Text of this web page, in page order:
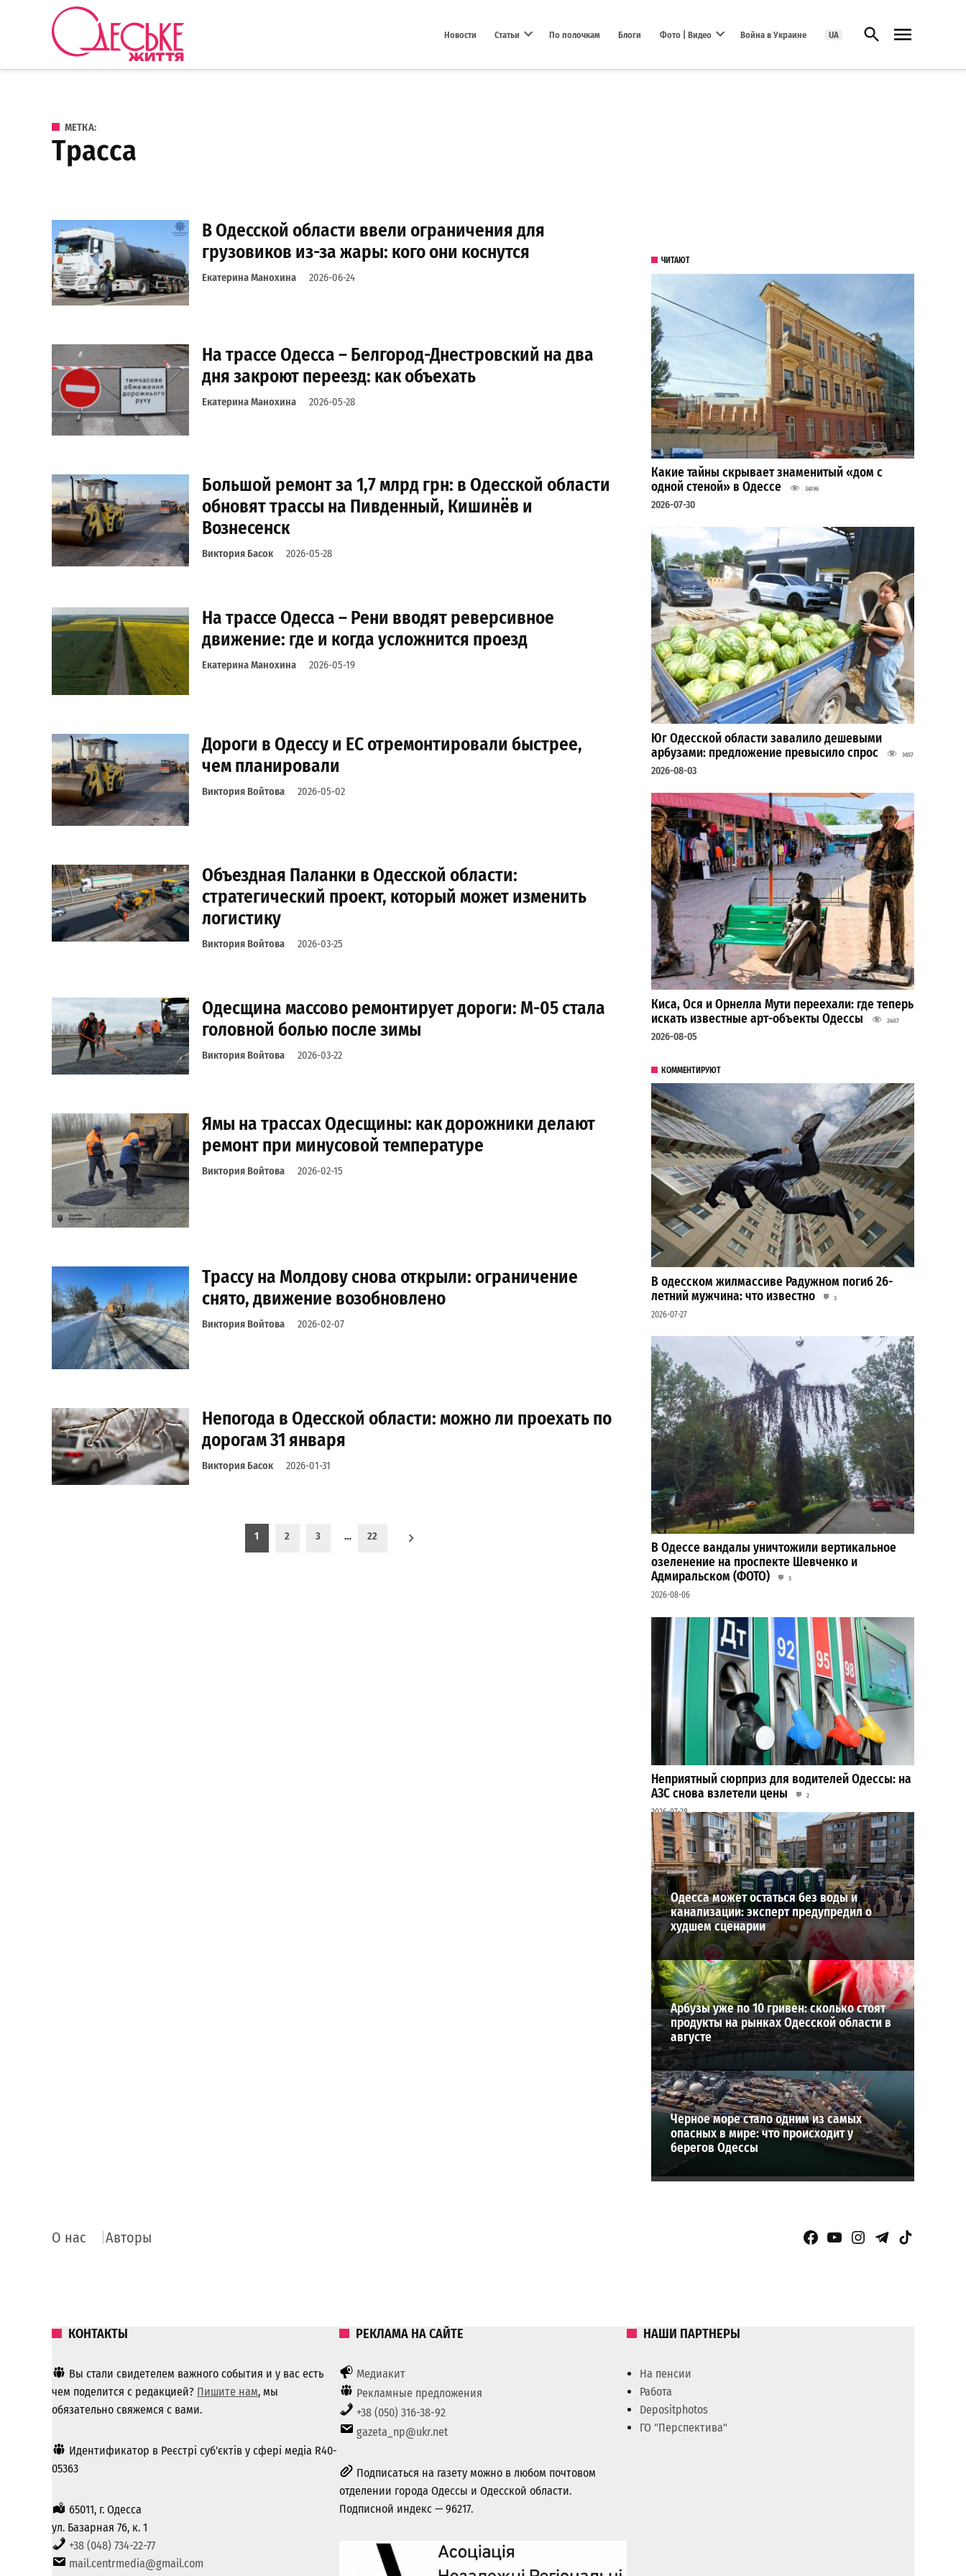
Перейти к содержанию
Новости Статьи По полочкам Блоги Фото | Видео Война в Украине UA Открыть поиск
МЕТКА:
трасса
В Одесской области ввели ограничения для
грузовиков из-за жары: кого они коснутся
Екатерина Манохина 2026-06-24
На трассе Одесса – Белгород-Днестровский на два
дня закроют переезд: как объехать
Екатерина Манохина 2026-05-28
Большой ремонт за 1,7 млрд грн: в Одесской области
обновят трассы на Пивденный, Кишинёв и
Вознесенск
Виктория Басок 2026-05-28
На трассе Одесса – Рени вводят реверсивное
движение: где и когда усложнится проезд
Екатерина Манохина 2026-05-19
Дороги в Одессу и ЕС отремонтировали быстрее,
чем планировали
Виктория Войтова 2026-05-02
Объездная Паланки в Одесской области:
стратегический проект, который может изменить
логистику
Виктория Войтова 2026-03-25
Одесщина массово ремонтирует дороги: М-05 стала
головной болью после зимы
Виктория Войтова 2026-03-22
Ямы на трассах Одесщины: как дорожники делают
ремонт при минусовой температуре
Виктория Войтова 2026-02-15
Трассу на Молдову снова открыли: ограничение
снято, движение возобновлено
Виктория Войтова 2026-02-07
Непогода в Одесской области: можно ли проехать по
дорогам 31 января
Виктория Басок 2026-01-31
1 2 3 … 22
ЧИТАЮТ
Какие тайны скрывает знаменитый «дом с
одной стеной» в Одессе
34196
2026-07-30
Юг Одесской области завалило дешевыми
арбузами: предложение превысило спрос
3657
2026-08-03
Киса, Ося и Орнелла Мути переехали: где теперь
искать известные арт-объекты Одессы
2407
2026-08-05
КОММЕНТИРУЮТ
В одесском жилмассиве Радужном погиб 26-
летний мужчина: что известно
3
2026-07-27
В Одессе вандалы уничтожили вертикальное
озеленение на проспекте Шевченко и
Адмиральском (ФОТО)
3
2026-08-06
Неприятный сюрприз для водителей Одессы: на
АЗС снова взлетели цены
2
2026-07-28
ВИБОР РЕДАКЦИИ
Одесса может остаться без воды и
канализации: эксперт предупредил о
худшем сценарии
Арбузы уже по 10 гривен: сколько стоят
продукты на рынках Одесской области в
августе
Черное море стало одним из самых
опасных в мире: что происходит у
берегов Одессы
О нас Авторы Facebook Page
YouTubeInstagram
Telegram
TikTok
КОНТАКТЫ
Вы стали свидетелем важного события и у вас есть
чем поделится с редакцией? Пишите нам, мы
обязательно свяжемся с вами.
Идентификатор в Реєстрі суб'єктів у сфері медіа R40-
05363
65011, г. Одесса
ул. Базарная 76, к. 1
+38 (048) 734-22-77
mail.centrmedia@gmail.com
РЕКЛАМА НА САЙТЕ
Медиакит
Рекламные предложения
+38 (050) 316-38-92
gazeta_np@ukr.net
Подписаться на газету можно в любом почтовом
отделении города Одессы и Одесской области.
Подписной индекс — 96217.
НАШИ ПАРТНЕРЫ
На пенсии
Работа
Depositphotos
ГО "Перспектива"